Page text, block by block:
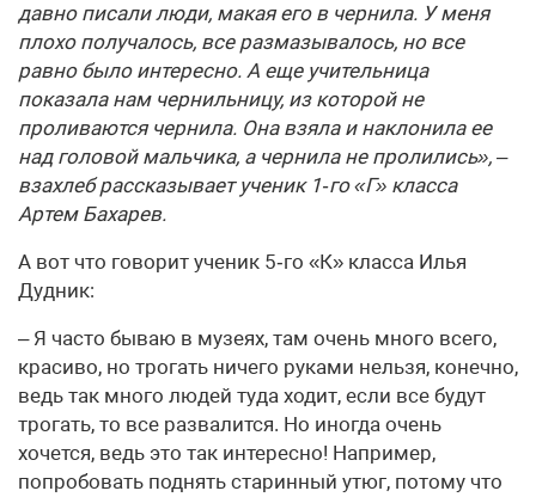
давно писали люди, макая его в чернила. У меня
плохо получалось, все размазывалось, но все
равно было интересно. А еще учительница
показала нам чернильницу, из которой не
проливаются чернила. Она взяла и наклонила ее
над головой мальчика, а чернила не пролились», –
взахлеб рассказывает ученик 1‑го «Г» класса
Артем Бахарев.
А вот что говорит ученик 5‑го «К» класса Илья
Дудник:
– Я часто бываю в музеях, там очень много всего,
красиво, но трогать ничего руками нельзя, конечно,
ведь так много людей туда ходит, если все будут
трогать, то все развалится. Но иногда очень
хочется, ведь это так интересно! Например,
попробовать поднять старинный утюг, потому что